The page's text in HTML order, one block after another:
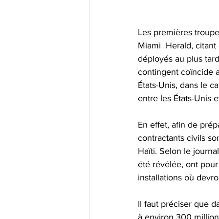
Les premières
Miami  Herald,
déployés au plus
contingent coïncide
États-Unis, dans le
entre les États-Unis
En effet, afin de
contractants civils
Haïti. Selon le
été révélée, ont
installations où
Il faut préciser que
à environ 300